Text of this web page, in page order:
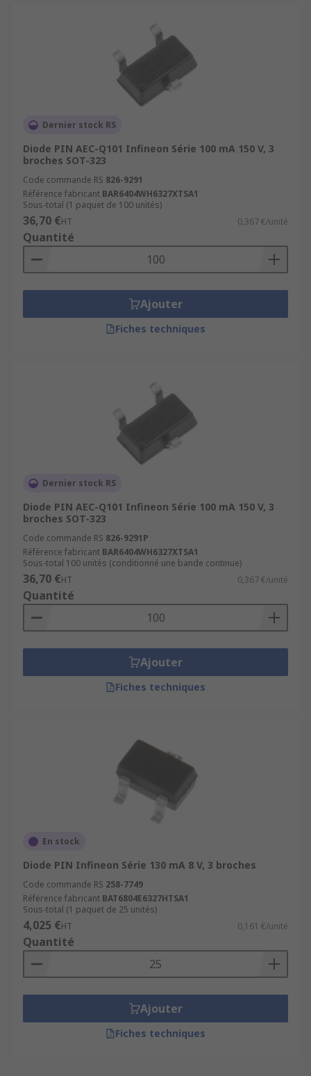
Dernier stock RS
Diode PIN AEC-Q101 Infineon Série 100 mA 150 V, 3
broches SOT-323
Code commande RS 826-9291
Référence fabricant BAR6404WH6327XTSA1
Sous-total (1 paquet de 100 unités)
36,70 €HT 0,367 €/unité
Quantité
Ajouter
Fiches techniques
Dernier stock RS
Diode PIN AEC-Q101 Infineon Série 100 mA 150 V, 3
broches SOT-323
Code commande RS 826-9291P
Référence fabricant BAR6404WH6327XTSA1
Sous-total 100 unités (conditionné une bande continue)
36,70 €HT 0,367 €/unité
Quantité
Ajouter
Fiches techniques
En stock
Diode PIN Infineon Série 130 mA 8 V, 3 broches
Code commande RS 258-7749
Référence fabricant BAT6804E6327HTSA1
Sous-total (1 paquet de 25 unités)
4,025 €HT 0,161 €/unité
Quantité
Ajouter
Fiches techniques